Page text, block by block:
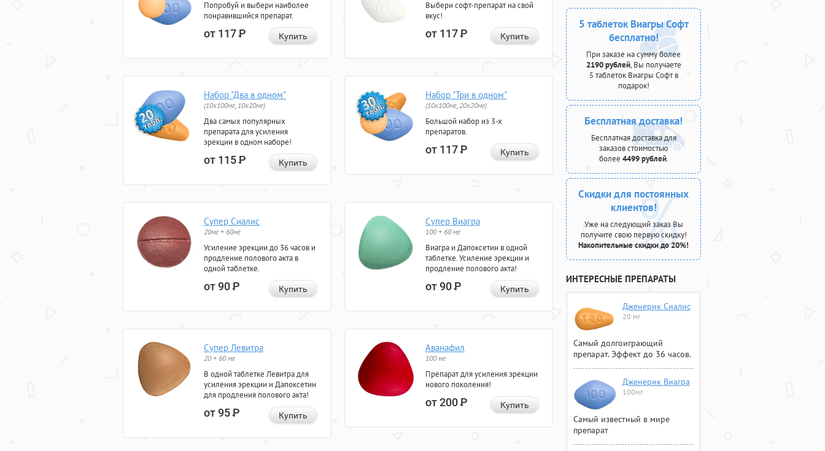
Попробуй и выбери наиболее
понравившийся препарат.
от 117Р Купить
Выбери софт-препарат на свой
вкус!
от 117Р Купить
Набор "Два в одном"
(10x100мг, 10x20мг)
Два самых популярных
препарата для усиления
эрекции в одном наборе!
от 115Р Купить
Набор "Три в одном"
(10x100мг, 20x20мг)
Большой набор из 3-х
препаратов.
от 117Р Купить
Супер Сиалис
20мг + 60мг
Усиление эрекции до 36 часов и
продление полового акта в
одной таблетке.
от 90Р Купить
Супер Виагра
100 + 60 мг
Виагра и Дапоксетин в одной
таблетке. Усиление эрекции и
продление полового акта!
от 90Р Купить
Супер Левитра
20 + 60 мг
В одной таблетке Левитра для
усиления эрекции и Дапоксетин
для продления полового акта!
от 95Р Купить
Аванафил
100 мг
Препарат для усиления эрекции
нового поколения!
от 200Р Купить
5 таблеток Виагры Софт
бесплатно!
При заказе на сумму более
2190 рублей, Вы получаете
5 таблеток Виагры Софт в
подарок!
Бесплатная доставка!
Бесплатная доставка для
заказов стоимостью
более 4499 рублей.
Скидки для постоянных
клиентов!
Уже на следующий заказ Вы
получите свою первую скидку!
Накопительные скидки до 20%!
ИНТЕРЕСНЫЕ ПРЕПАРАТЫ
Дженерик Сиалис
20 мг
Самый долгоиграющий
препарат. Эффект до 36 часов.
Дженерик Виагра
100мг
Самый известный в мире
препарат